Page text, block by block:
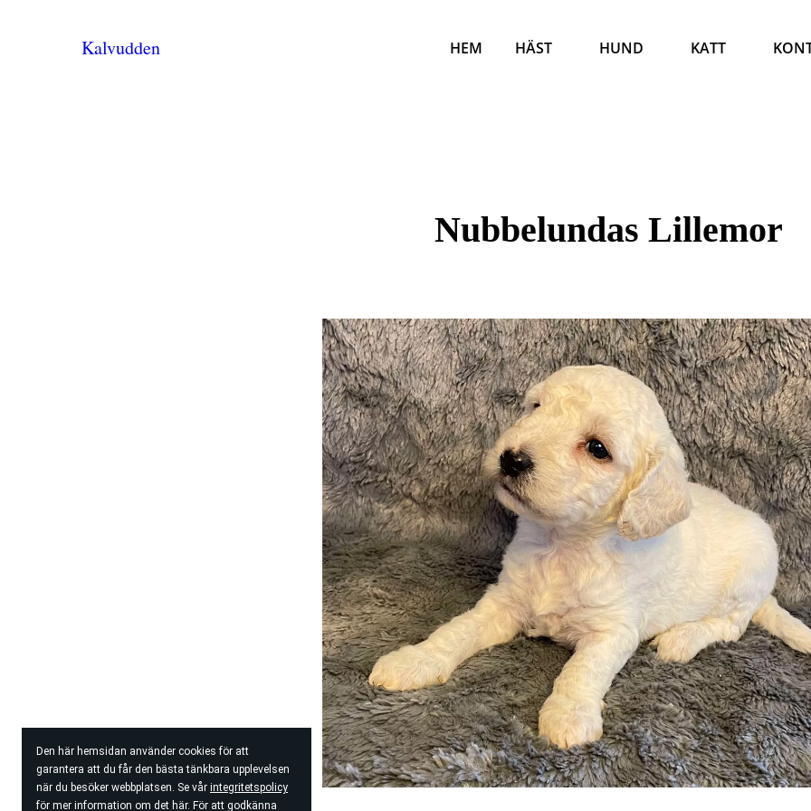
Den här hemsidan använder cookies för att
garantera att du får den bästa tänkbara upplevelsen
när du besöker webbplatsen. Se vår integritetspolicy
för mer information om det här. För att godkänna
Kalvudden HEM HÄST HUND KATT
Nubbelundas Lillemor